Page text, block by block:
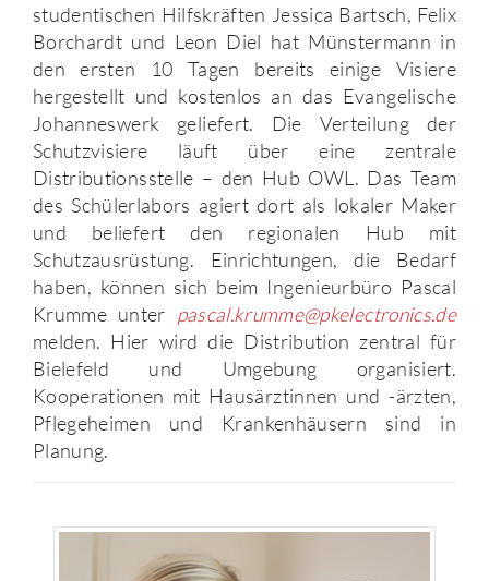
studentischen Hilfskräften Jessica Bartsch, Felix
Borchardt und Leon Diel hat Münstermann in
den ersten 10 Tagen bereits einige Visiere
hergestellt und kostenlos an das Evangelische
Johanneswerk geliefert. Die Verteilung der
Schutzvisiere läuft über eine zentrale
Distributionsstelle – den Hub OWL. Das Team
des Schülerlabors agiert dort als lokaler Maker
und beliefert den regionalen Hub mit
Schutzausrüstung. Einrichtungen, die Bedarf
haben, können sich beim Ingenieurbüro Pascal
Krumme unter pascal.krumme@pkelectronics.de
melden. Hier wird die Distribution zentral für
Bielefeld und Umgebung organisiert.
Kooperationen mit Hausärztinnen und -ärzten,
Pflegeheimen und Krankenhäusern sind in
Planung.